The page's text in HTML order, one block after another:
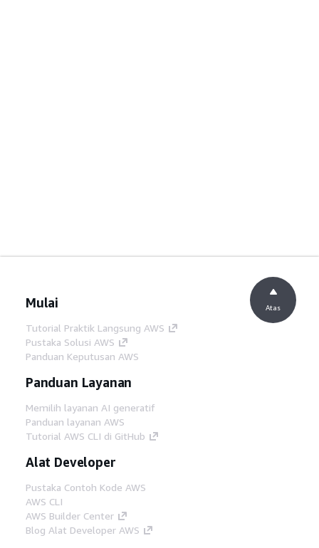
Mulai
Tutorial Praktik Langsung AWS
Pustaka Solusi AWS
Panduan Keputusan AWS
Panduan Layanan
Memilih layanan AI generatif
Panduan layanan AWS
Tutorial AWS CLI di GitHub
Alat Developer
Pustaka Contoh Kode AWS
AWS CLI
AWS Builder Center
Blog Alat Developer AWS
Atas